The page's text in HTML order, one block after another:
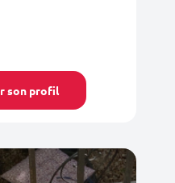
son profil